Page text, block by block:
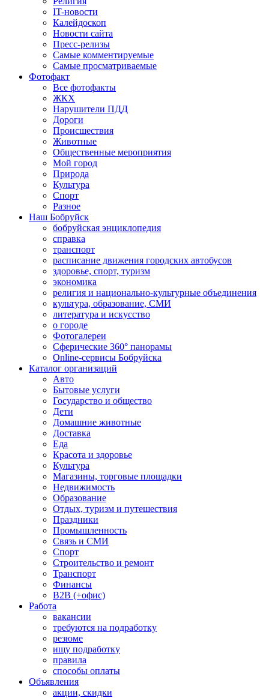
IT-новости
Калейдоскоп
Новости сайта
Пресс-релизы
Самые комментируемые
Самые просматриваемые
Фотофакт
Все фотофакты
ЖКХ
Нарушители ПДД
Дороги
Происшествия
Животные
Общественные мероприятия
Мой город
Природа
Культура
Спорт
Разное
Наш Бобруйск
бобруйская энциклопедия
справка
транспорт
расписание движения городских автобусов
здоровье, спорт, туризм
экономика
религия и национально-культурные объединения
культура, образование, СМИ
литература и искусство
о городе
Фотогалереи
Сферические 360° панорамы
Online-сервисы Бобруйска
Каталог организаций
Авто
Бытовые услуги
Государство и общество
Дети
Домашние животные
Доставка
Еда
Красота и здоровье
Культура
Магазины, торговые площадки
Недвижимость
Образование
Отдых, туризм и путешествия
Праздники
Промышленность
Связь и СМИ
Спорт
Строительство и ремонт
Транспорт
Финансы
B2B (+офис)
Работа
вакансии
требуются на подработку
резюме
ищу подработку
правила
способы оплаты
Объявления
акции, скидки